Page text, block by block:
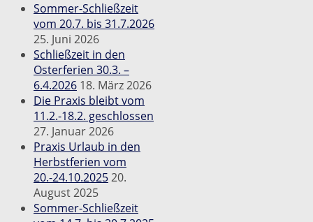
Sommer-Schließzeit
vom 20.7. bis 31.7.2026
25. Juni 2026
Schließzeit in den
Osterferien 30.3. –
6.4.2026 18. März 2026
Die Praxis bleibt vom
11.2.-18.2. geschlossen
27. Januar 2026
Praxis Urlaub in den
Herbstferien vom
20.-24.10.202520.
August 2025
Sommer-Schließzeit